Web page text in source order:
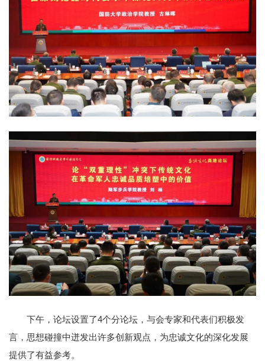
下午，论坛设置了4个分论坛，与会专家和代表们积极发
言，思想碰撞中迸发出许多创新观点，为忠诚文化的深化发展
提供了有益参考。